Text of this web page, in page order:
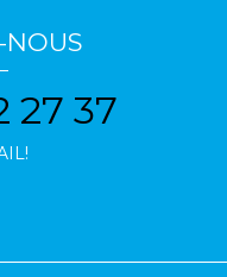
NOUS
27 37